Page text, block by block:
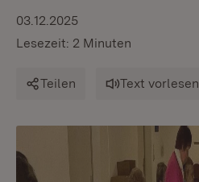
03.12.2025
Lesezeit: 2 Minuten
Teilen Text vorlesen